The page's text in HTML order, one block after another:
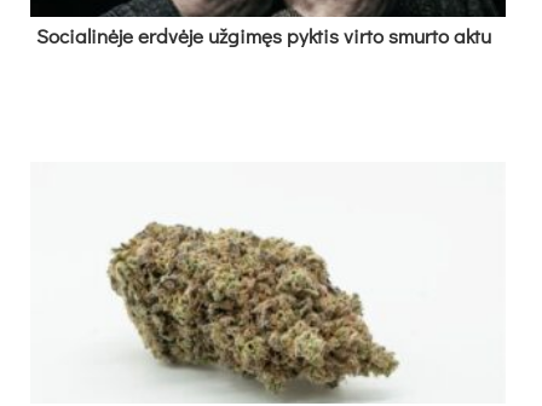
So­cia­li­nė­je erd­vė­je už­gi­męs pyk­tis vir­to smur­to ak­tu